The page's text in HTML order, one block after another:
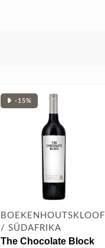
❥ -15%
BOEKENHOUTSKLOOF
/ SÜDAFRIKA
The Chocolate Block